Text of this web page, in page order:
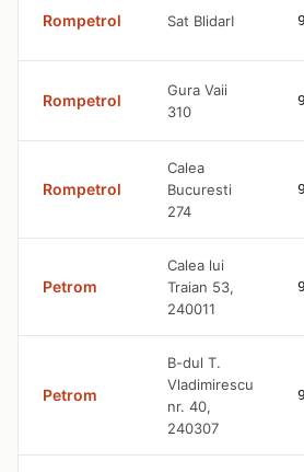
Rompetrol Sat BlidarI
Rompetrol
Gura Vaii
310
Rompetrol
Calea
Bucuresti
274
Petrom
Calea lui
Traian 53,
240011
Petrom
B-dul T.
Vladimirescu
nr. 40,
240307